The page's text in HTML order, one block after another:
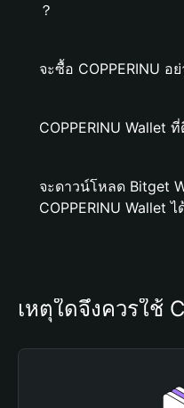
？
จะซื้อ COPPERINU อย่
COPPERINU Wallet
จะดาวน์โหลด Bitget
COPPERINU Wallet ไ
เหตุใดจึงควรใช้